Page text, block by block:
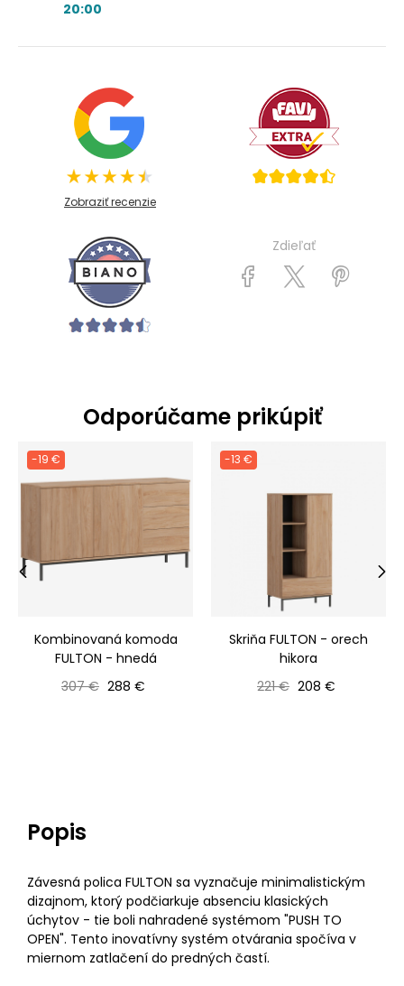
20:00
Zobraziť recenzie
Zdieľať
Odporúčame prikúpiť
-19 €
Kombinovaná komoda
FULTON - hnedá
Bežná cena
307 € Cena
288 €
-13 €
Skriňa FULTON - orech
hikora
Bežná cena
221 € Cena
208 €
Popis
Závesná polica FULTON sa vyznačuje minimalistickým
dizajnom, ktorý podčiarkuje absenciu klasických
úchytov - tie boli nahradené systémom "PUSH TO
OPEN". Tento inovatívny systém otvárania spočíva v
miernom zatlačení do predných častí.